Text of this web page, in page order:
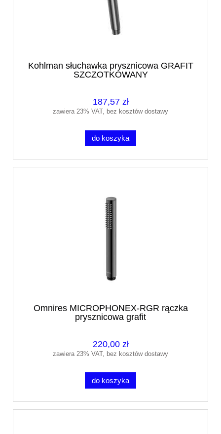
Kohlman słuchawka prysznicowa GRAFIT
SZCZOTKOWANY
187,57 zł
zawiera 23% VAT, bez kosztów dostawy
do koszyka
Omnires MICROPHONEX-RGR rączka
prysznicowa grafit
220,00 zł
zawiera 23% VAT, bez kosztów dostawy
do koszyka